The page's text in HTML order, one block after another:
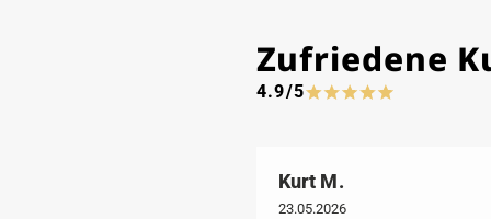
Zufriedene
4.9/5
Kurt M.
23.05.2026